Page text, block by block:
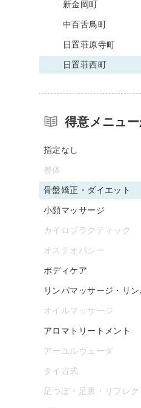
新金岡町
中百舌鳥町
日置荘原寺町
日置荘西町
得意メニュ
指定なし
整体
骨盤矯正・ダイエット
小顔マッサージ
カイロプラクティック
オステオパシー
ボディケア
リンパマッサージ・リ
オイルマッサージ
アロマトリートメント
アーユルヴェーダ
タイ古式
足つぼ・足裏・リフレ